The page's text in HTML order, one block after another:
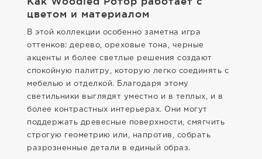
цветом и материалом
В этой коллекции особенно заметна игра
оттенков: дерево, ореховые тона, черные
акценты и более светлые решения создают
спокойную палитру, которую легко соединять с
мебелью и отделкой. Благодаря этому
светильники выглядят уместно и в теплых, и в
более контрастных интерьерах. Они могут
поддержать древесные поверхности, смягчить
строгую геометрию или, напротив, собрать
разрозненные детали в единый образ.